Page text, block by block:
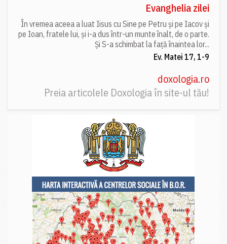
Evanghelia zilei
În vremea aceea a luat Iisus cu Sine pe Petru și pe Iacov și
pe Ioan, fratele lui, și i-a dus într-un munte înalt, de o parte.
Și S-a schimbat la față înaintea lor...
Ev. Matei 17, 1-9
doxologia.ro
Preia articolele Doxologia în site-ul tău!